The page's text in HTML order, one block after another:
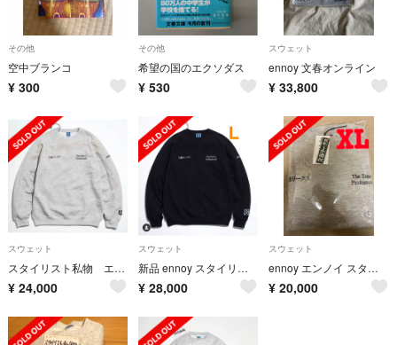
その他
空中ブランコ
¥ 300
その他
希望の国のエクソダス
¥ 530
スウェット
ennoy 文春オンライン
¥ 33,800
スウェット
スタイリスト私物 エンノイ 文春 スウェットXL size
¥ 24,000
スウェット
新品 ennoy スタイリスト私物 文春リークス Lサイズ
¥ 28,000
スウェット
ennoy エンノイ スタイリスト私物 文春リークス 週間文春 XL
¥ 20,000